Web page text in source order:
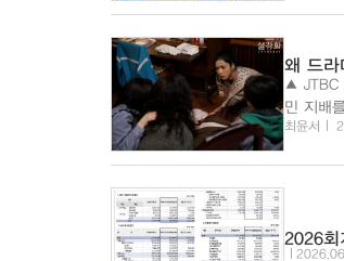
왜 드라
▲ JTBC 드라마 <
민 지배
도 아닌
최윤서
2026회